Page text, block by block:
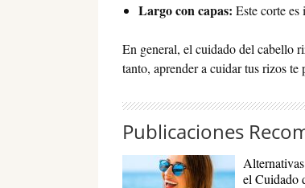
Largo con capas: Este corte es
En general, el cuidado del cabello
tanto, aprender a cuidar tus rizos
Publicaciones
el Cuidado